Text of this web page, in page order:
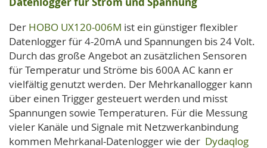
Der HOBO UX120-006M ist ein günstiger flexibler
Datenlogger für 4-20mA und Spannungen bis 24 Volt.
Durch das große Angebot an zusätzlichen Sensoren
für Temperatur und Ströme bis 600A AC kann er
vielfältig genutzt werden. Der Mehrkanallogger kann
über einen Trigger gesteuert werden und misst
Spannungen sowie Temperaturen. Für die Messung
vieler Kanäle und Signale mit Netzwerkanbindung
kommen Mehrkanal-Datenlogger wie der Dydaqlog